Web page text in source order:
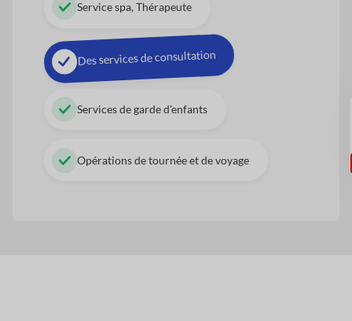
Service spa, Thérapeute
Des services de consultation
Services de garde d'enfants
Opérations de tournée et de voyage